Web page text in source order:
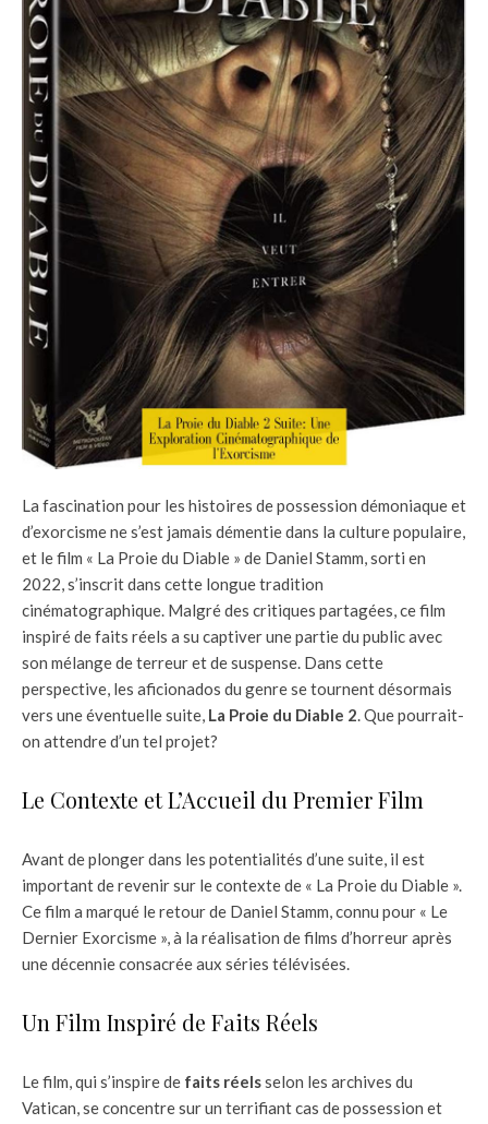
La fascination pour les histoires de possession démoniaque et
d’exorcisme ne s’est jamais démentie dans la culture populaire,
et le film « La Proie du Diable » de Daniel Stamm, sorti en
2022, s’inscrit dans cette longue tradition
cinématographique. Malgré des critiques partagées, ce film
inspiré de faits réels a su captiver une partie du public avec
son mélange de terreur et de suspense. Dans cette
perspective, les aficionados du genre se tournent désormais
vers une éventuelle suite, La Proie du Diable 2. Que pourrait-
on attendre d’un tel projet?
Le Contexte et L’Accueil du Premier Film
Avant de plonger dans les potentialités d’une suite, il est
important de revenir sur le contexte de « La Proie du Diable ».
Ce film a marqué le retour de Daniel Stamm, connu pour « Le
Dernier Exorcisme », à la réalisation de films d’horreur après
une décennie consacrée aux séries télévisées.
Un Film Inspiré de Faits Réels
Le film, qui s’inspire de faits réelsselon les archives du
Vatican, se concentre sur un terrifiant cas de possession et